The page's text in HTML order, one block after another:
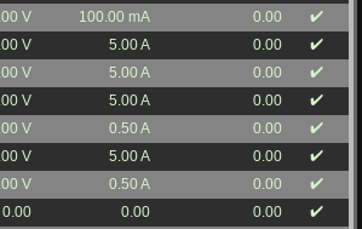
V 100.00 mA 0.00
✔️
V 5.00 A 0.00
✔️
V 5.00 A 0.00
✔️
V 5.00 A 0.00
✔️
V 0.50 A 0.00
✔️
V 5.00 A 0.00
✔️
V 0.50 A 0.00
✔️
0.00 0.00 0.00
✔️